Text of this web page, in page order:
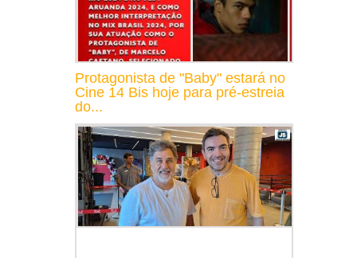
Protagonista de "Baby" estará no
Cine 14 Bis hoje para pré-estreia
do...